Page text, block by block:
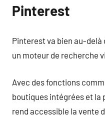
Pinterest
Pinterest va bien au-delà
un moteur de recherche
Avec des fonctions
boutiques intégrées et
rend accessible la vente